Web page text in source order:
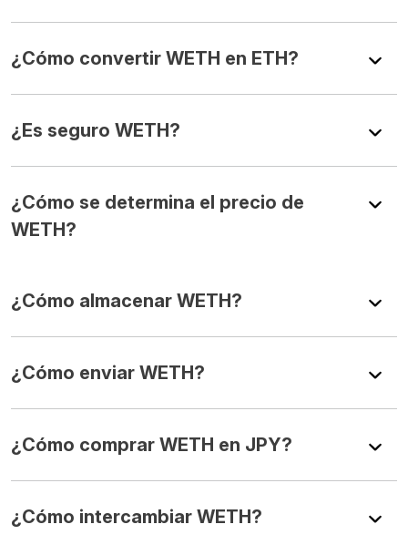
¿Cómo convertir WETH en ETH?
¿Es seguro WETH?
¿Cómo se determina el precio de
WETH?
¿Cómo almacenar WETH?
¿Cómo enviar WETH?
¿Cómo comprar WETH en JPY?
¿Cómo intercambiar WETH?